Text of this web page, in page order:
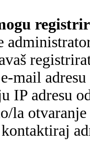
mail
IP adresu
la